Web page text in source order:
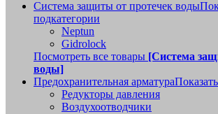
Система защиты от протечек воды
подкатегории
Neptun
Gidrolock
Посмотреть все товары [Система
воды]
Предохранительная арматура
Редукторы давления
Воздухоотводчики